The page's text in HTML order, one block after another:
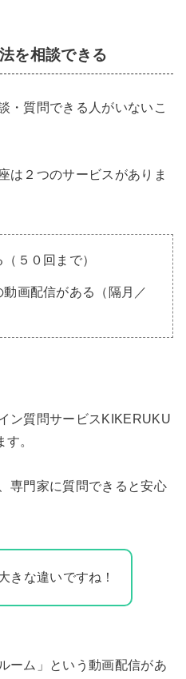
を相談できる
・質問できる人がいないこ
は２つのサービスがありま
５０回まで）
画配信がある（隔月／
ン質問サービスKIKERUKU
。
専門家に質問できると安心
きな違いですね！
ーム」という動画配信があ